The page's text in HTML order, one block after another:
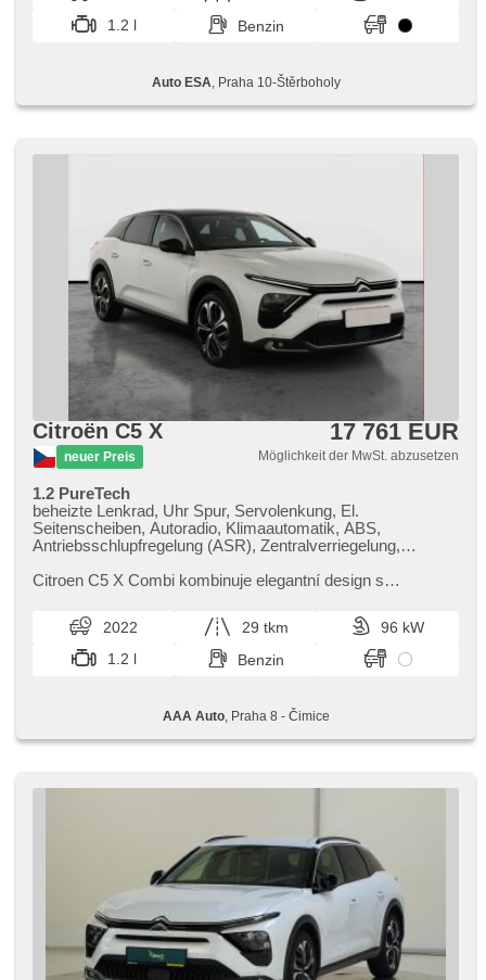
ruční brzda, 6x Airbag, asistent jízdy v jízdním pruhu
1.2 l
Benzin
Auto ESA , Praha 10-Štěrboholy
Citroën C5 X
neuer Preis
17 761 EUR
Möglichkeit der MwSt. abzusetzen
1.2 PureTech
beheizte Lenkrad, Uhr Spur, Servolenkung, El.
Seitenscheiben, Autoradio, Klimaautomatik, ABS,
Antriebsschlupfregelung (ASR), Zentralverriegelung,
Stabilitätsprogramm (ESP), Nebelscheinwerfer, head-up
Taste, Reifendrucksensor, Fahrgestell Steifheitsregelung,
Automatikgetriebe
Citroen C5 X Combi kombinuje elegantní design s
výbavu a komfort,​ kt...
2022 29 tkm
96 kW
1.2 l
Benzin
AAA Auto, Praha 8 - Čimice